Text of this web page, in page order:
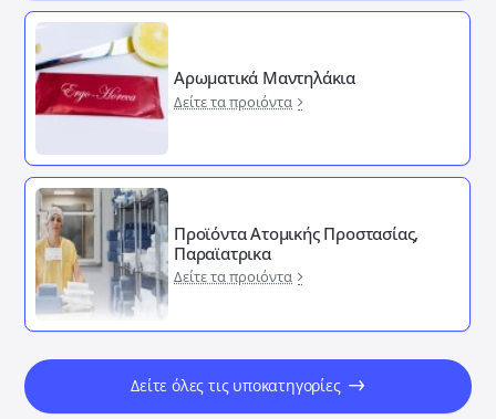
Αρωματικά Μαντηλάκια
Δείτε τα προιόντα
Προϊόντα Ατομικής Προστασίας,
Παραϊατρικα
Δείτε τα προιόντα
Δείτε όλες τις υποκατηγορίες